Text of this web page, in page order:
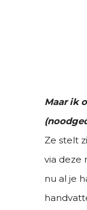
Maar ik
Ze stelt
via deze
nu al je